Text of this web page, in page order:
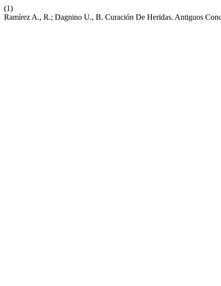
(1)
Ramírez A., R.; Dagnino U., B. Curación De Heridas. Antiguos